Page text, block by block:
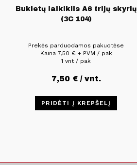
Bukletų laikiklis A6 trijų skyrių
(3C 104)
Prekės parduodamos pakuotėse
Kaina 7,50 €+ PVM / pak
1 vnt / pak
7,50 €/ vnt.
PRIDĖTI Į KREPŠELĮ